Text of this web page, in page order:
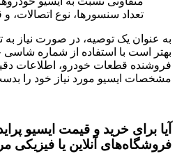
تعداد سنسورها، نوع اتصالات،
به عنوان یک توصیه، در صورت نیاز به
بهتر است با استفاده از شماره شاسی
فروشنده قطعات خودرو، اطلاعات
مشخصات ایسیو مورد نیاز خود را
آیا برای خرید و قیمت ایسیو
فروشگاه‌های آنلاین یا فیزیکی